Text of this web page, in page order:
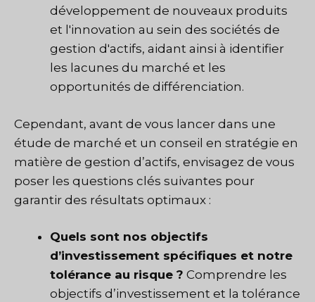
développement de nouveaux produits
et l'innovation au sein des sociétés de
gestion d'actifs, aidant ainsi à identifier
les lacunes du marché et les
opportunités de différenciation.
Cependant, avant de vous lancer dans une
étude de marché et un conseil en stratégie en
matière de gestion d’actifs, envisagez de vous
poser les questions clés suivantes pour
garantir des résultats optimaux :
Quels sont nos objectifs
d’investissement spécifiques et notre
tolérance au risque ? Comprendre les
objectifs d’investissement et la tolérance